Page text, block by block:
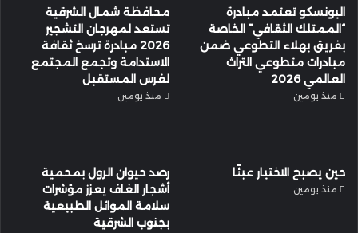
اليونسكو تعتمد مبادرة
“الممتلك الثقافي” الخاصة
بفريق بهلاء التطوعي ضمن
مبادرات متطوعي التراث
العالمي 2026
منذ يومين
محافظة شمال الشرقية
تستعد لمهرجان التشجير
2026 مبادرة ترسخ ثقافة
الاستدامة وتجمع المجتمع
لغرس المستقبل
منذ يومين
حين يصبح الاختيار عبئًا
منذ يومين
رصد حيوان الرول بمحمية
أشجار الغاف يعزز مؤشرات
سلامة الموائل الطبيعية
بجنوب الشرقية